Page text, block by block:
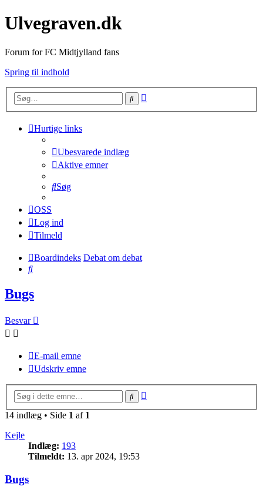
Ulvegraven.dk
Forum for FC Midtjylland fans
Spring til indhold
Søg
Hurtige links
Ubesvarede indlæg
Aktive emner
Søg
OSS
Log ind
Tilmeld
Boardindeks Debat om debat
Søg
Bugs
Besvar
E-mail emne
Udskriv emne
Søg
14 indlæg • Side 1 af 1
Kejle
Indlæg: 193
Tilmeldt: 13. apr 2024, 19:53
Bugs